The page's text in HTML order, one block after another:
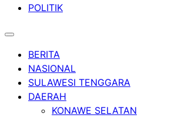
POLITIK
BERITA
NASIONAL
SULAWESI TENGGARA
DAERAH
KONAWE SELATAN